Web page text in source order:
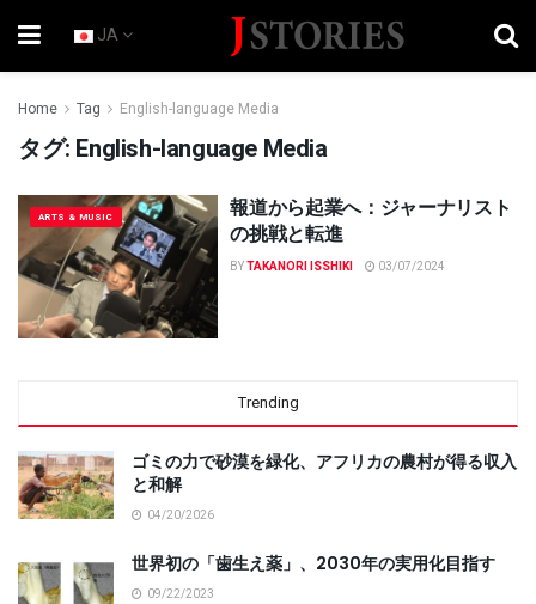
JA
Home Tag English-language Media
タグ: English-language Media
ARTS & MUSIC
報道から起業へ：ジャーナリスト
の挑戦と転進
BYTAKANORI ISSHIKI 03/07/2024
Trending
ゴミの力で砂漠を緑化、アフリカの農村が得る収入
と和解
04/20/2026
世界初の「歯生え薬」、2030年の実用化目指す
09/22/2023